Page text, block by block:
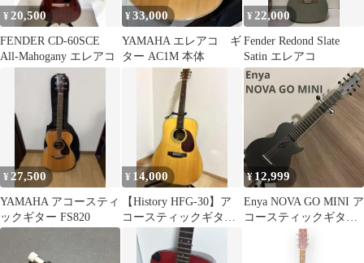
¥20,500
FENDER CD-60SCE
All-Mahogany エレアコ
¥33,000
YAMAHA エレアコ ギ
ター AC1M 本体
¥22,000
Fender Redond Slate
Satin エレアコ
¥ 27,500
YAMAHA アコースティ
ックギター FS820
¥ 14,000
【History HFG-30】ア
コースティックギター
本体美品⭐︎ヒストリー
¥ 12,999
Enya NOVA GO MINI ア
コースティックギター
ケース付き